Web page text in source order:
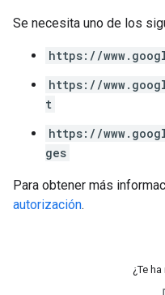
Se necesita uno de los
https://
https://
t
https://
ges
Para obtener más
autorización.
¿Te